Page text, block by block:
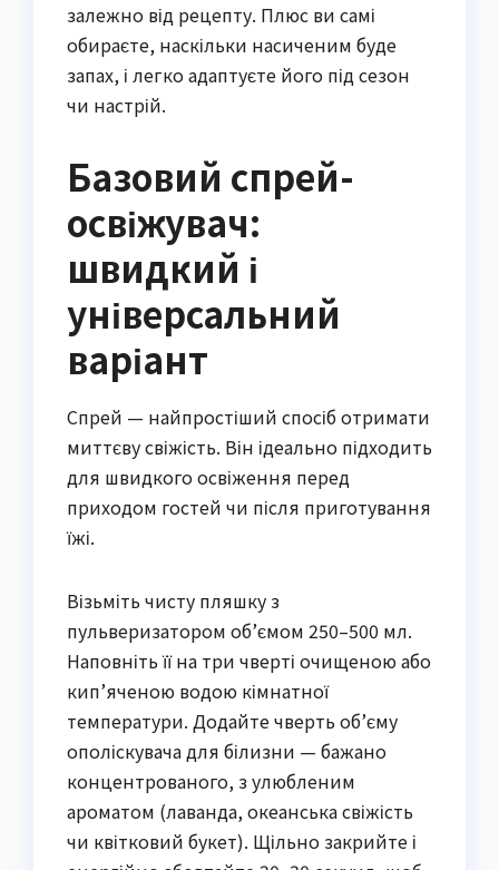
залежно від рецепту. Плюс ви самі
обираєте, наскільки насиченим буде
запах, і легко адаптуєте його під сезон
чи настрій.
Базовий спрей-
освіжувач:
швидкий і
універсальний
варіант
Спрей — найпростіший спосіб отримати
миттєву свіжість. Він ідеально підходить
для швидкого освіження перед
приходом гостей чи після приготування
їжі.
Візьміть чисту пляшку з
пульверизатором об’ємом 250–500 мл.
Наповніть її на три чверті очищеною або
кип’яченою водою кімнатної
температури. Додайте чверть об’єму
ополіскувача для білизни — бажано
концентрованого, з улюбленим
ароматом (лаванда, океанська свіжість
чи квітковий букет). Щільно закрийте і